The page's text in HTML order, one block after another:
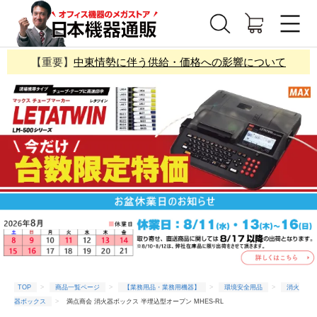
【重要】 中東情勢に伴う供給・価格への影響について
TOP 商品一覧ページ 【業務用品・業務用機器】 環境安全用品
消火
器ボックス
満点商会 消火器ボックス 半埋込型オープン MHES-RL